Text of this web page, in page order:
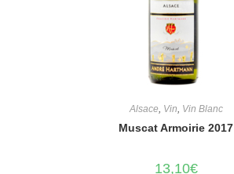
Alsace, Vin, Vin Blanc
Muscat Armoirie 2017
13,10€